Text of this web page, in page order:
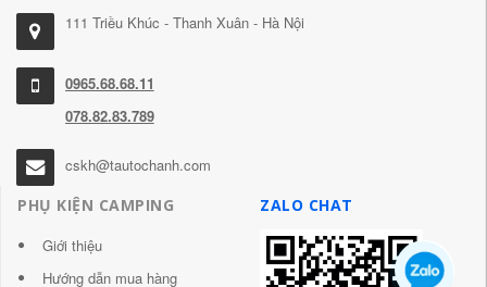
111 Triều Khúc - Thanh Xuân - Hà Nội
0965.68.68.11
078.82.83.789
cskh@tautochanh.com
PHỤ KIỆN CAMPING
Giới thiệu
Hướng dẫn mua hàng
ZALO CHAT